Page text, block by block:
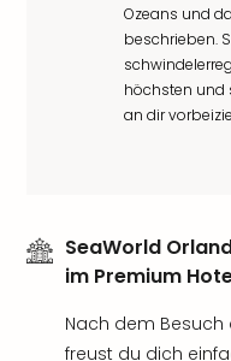
Ozeans und
beschrieben.
höchsten und
an dir
SeaWorld
im Premium
Nach dem Besuch
freust du dich